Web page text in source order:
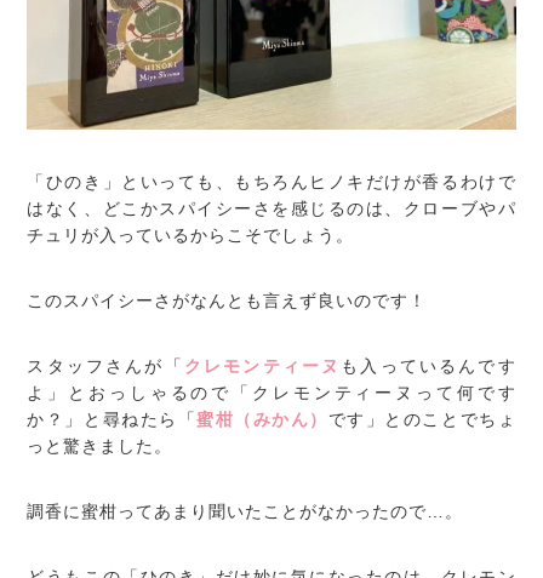
「ひのき」といっても、もちろんヒノキだけが香るわけで
はなく、どこかスパイシーさを感じるのは、クローブやパ
チュリが入っているからこそでしょう。
このスパイシーさがなんとも言えず良いのです！
スタッフさんが「 クレモンティーヌ も入っているんです
よ」とおっしゃるので「クレモンティーヌって何です
か？」と尋ねたら「蜜柑（みかん） です」とのことでちょ
っと驚きました。
調香に蜜柑ってあまり聞いたことがなかったので…。